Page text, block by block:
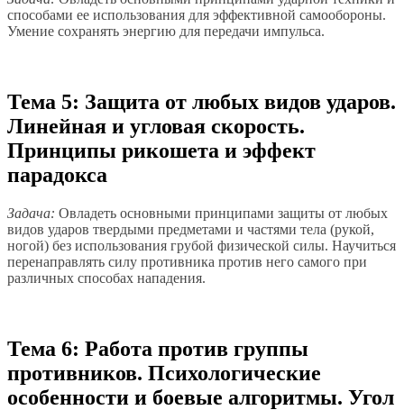
способами ее использования для эффективной самообороны.
Умение сохранять энергию для передачи импульса.
Тема 5: Защита от любых видов ударов.
Линейная и угловая скорость.
Принципы рикошета и эффект
парадокса
Задача: Овладеть основными принципами защиты от любых
видов ударов твердыми предметами и частями тела (рукой,
ногой) без использования грубой физической силы. Научиться
перенаправлять силу противника против него самого при
различных способах нападения.
Тема 6: Работа против группы
противников. Психологические
особенности и боевые алгоритмы. Угол